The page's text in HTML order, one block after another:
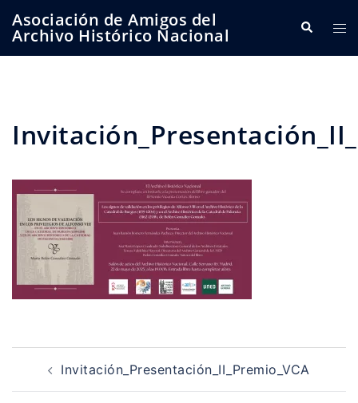
Asociación de Amigos del
Archivo Histórico Nacional Buscar
Navegación
entradas
Invitación_Presentación_II_Premio_VCA